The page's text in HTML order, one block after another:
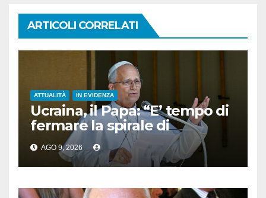
ARTICOLI CORRELATI
ATTUALITÀ IN EVIDENZA
Ucraina, il Papa: “E’ tempo di
fermare la spirale di
violenza”
AGO 9, 2026